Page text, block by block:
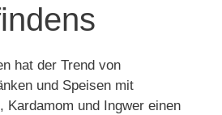
hat der Trend von
und Speisen mit
Kardamom und Ingwer einen